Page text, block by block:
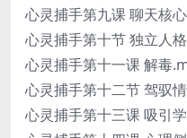
心灵捕手第九课 聊天核
心灵捕手第十节 独立人
心灵捕手第十一课 解毒
心灵捕手第十二节 驾驭
心灵捕手第十三课 吸引